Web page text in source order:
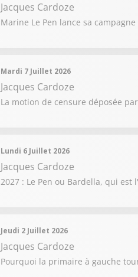
Jacques Cardoze
Marine Le Pen lance sa
Mardi 7 Juillet 2026
Jacques Cardoze
La motion de censure déposée
Lundi 6 Juillet 2026
Jacques Cardoze
2027 : Le Pen ou Bardella, qui
Jeudi 2 Juillet 2026
Jacques Cardoze
Pourquoi la primaire à gauche